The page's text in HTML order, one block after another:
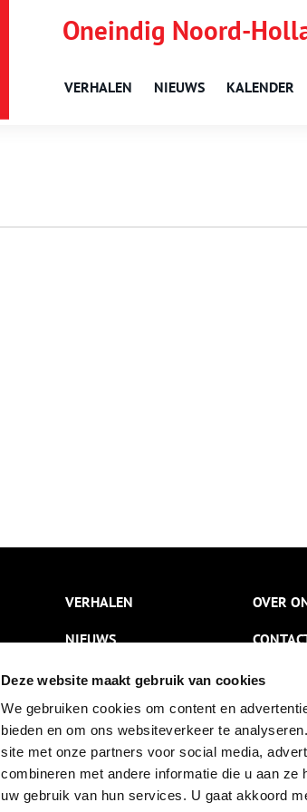
Deze website maakt gebruik van cookies
We gebruiken cookies om content en
bieden en om ons websiteverkeer te
site met onze partners voor social media,
combineren met andere informatie die u aan
uw gebruik van hun services. U gaat akkoord
Oneindig Noord-
VERHALEN NIEUWS KALENDER
VERHALEN
NIEUWS
KALENDER
THEMA’S
ACTIVITEITEN
VIDEO’S
OVER
PRIVACY